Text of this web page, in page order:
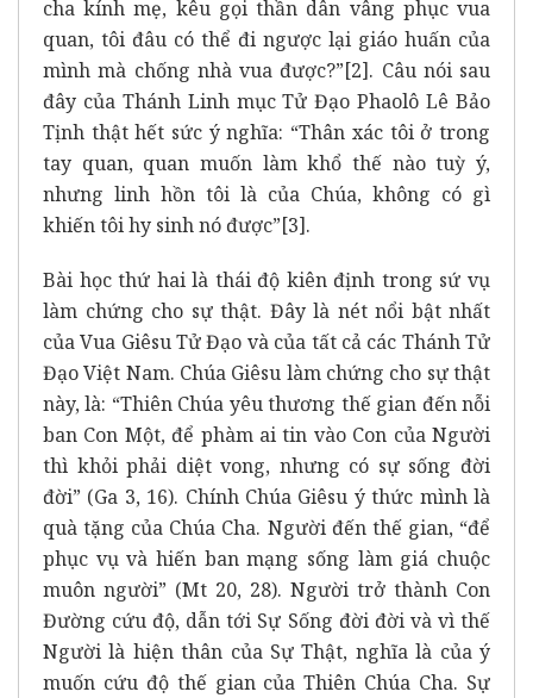
cha kính mẹ, kêu gọi thần dân vâng phục vua
quan, tôi đâu có thể đi ngược lại giáo huấn của
mình mà chống nhà vua được?”[2]. Câu nói sau
đây của Thánh Linh mục Tử Đạo Phaolô Lê Bảo
Tịnh thật hết sức ý nghĩa: “Thân xác tôi ở trong
tay quan, quan muốn làm khổ thế nào tuỳ ý,
nhưng linh hồn tôi là của Chúa, không có gì
khiến tôi hy sinh nó được”[3].
Bài học thứ hai là thái độ kiên định trong sứ vụ
làm chứng cho sự thật. Đây là nét nổi bật nhất
của Vua Giêsu Tử Đạo và của tất cả các Thánh Tử
Đạo Việt Nam. Chúa Giêsu làm chứng cho sự thật
này, là: “Thiên Chúa yêu thương thế gian đến nỗi
ban Con Một, để phàm ai tin vào Con của Người
thì khỏi phải diệt vong, nhưng có sự sống đời
đời” (Ga 3, 16). Chính Chúa Giêsu ý thức mình là
quà tặng của Chúa Cha. Người đến thế gian, “để
phục vụ và hiến ban mạng sống làm giá chuộc
muôn người” (Mt 20, 28). Người trở thành Con
Đường cứu độ, dẫn tới Sự Sống đời đời và vì thế
Người là hiện thân của Sự Thật, nghĩa là của ý
muốn cứu độ thế gian của Thiên Chúa Cha. Sự